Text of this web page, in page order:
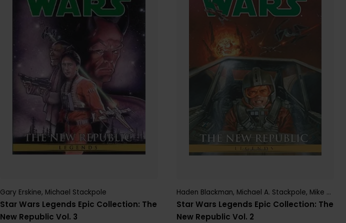
Star Wars Legends Epic Collection: The
New Republic Vol. 3
Gary Erskine, Michael Stackpole
Star Wars Legends Epic Collection: The
New Republic Vol. 2
Haden Blackman, Michael A. Stackpole, Mike Baron